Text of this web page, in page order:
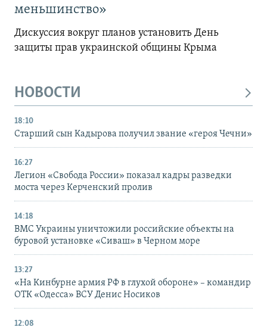
меньшинство»
Дискуссия вокруг планов установить День
защиты прав украинской общины Крыма
НОВОСТИ
18:10
Старший сын Кадырова получил звание «героя Чечни»
16:27
Легион «Свобода России» показал кадры разведки
моста через Керченский пролив
14:18
ВМС Украины уничтожили российские объекты на
буровой установке «Сиваш» в Черном море
13:27
«На Кинбурне армия РФ в глухой обороне» – командир
ОТК «Одесса» ВСУ Денис Носиков
12:08